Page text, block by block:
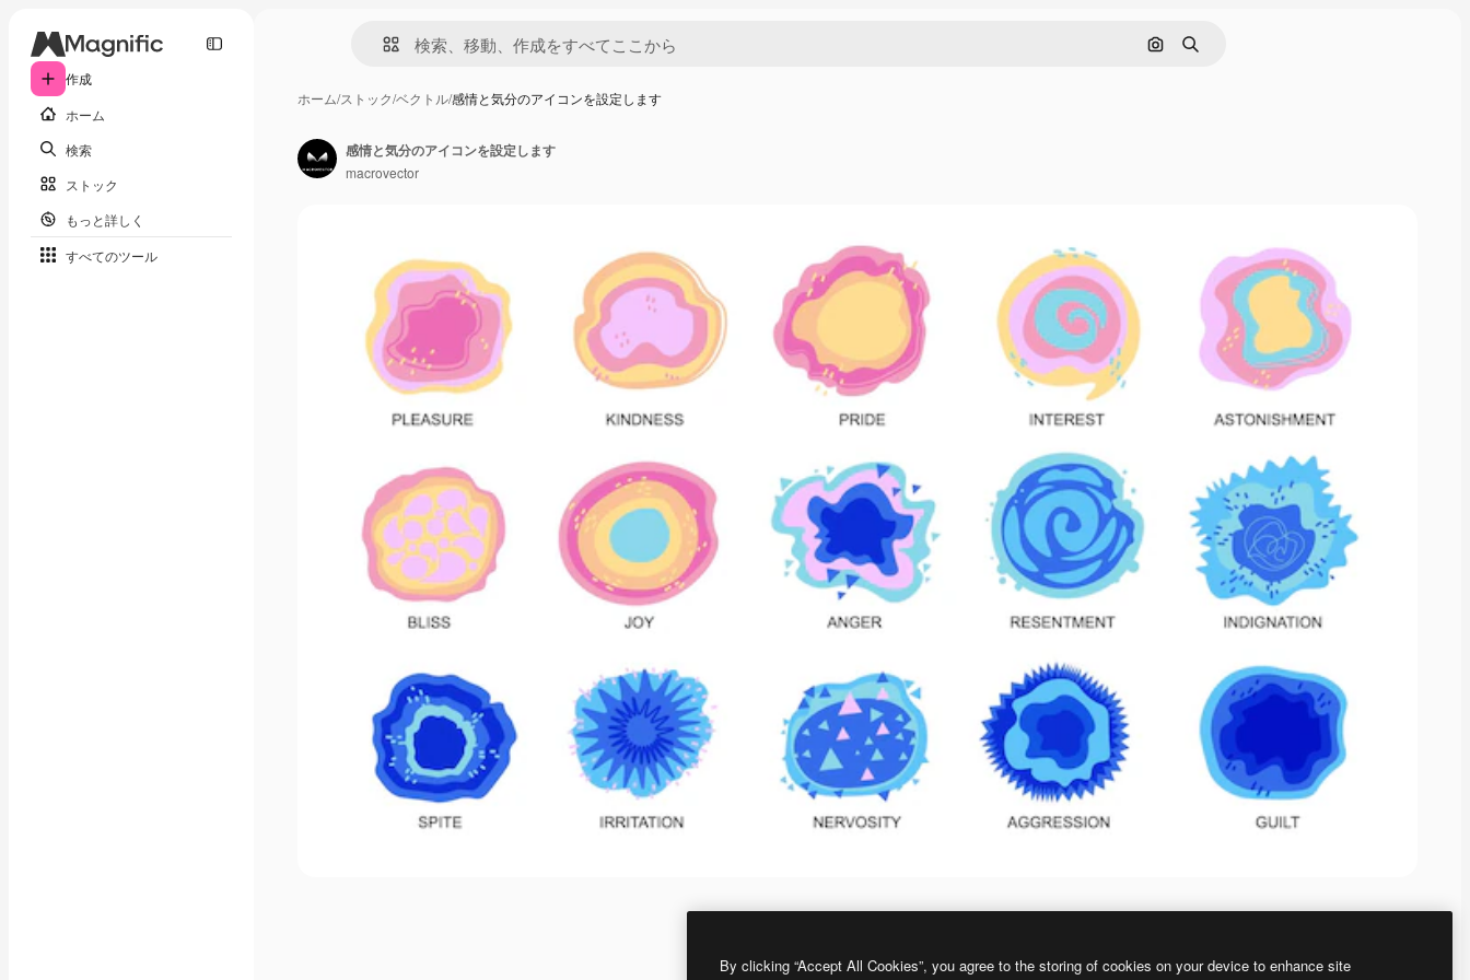
作成
ホーム
検索
ストック
もっと詳しく
すべてのツール
画像で検索
検索
ホーム/ストック/ベクトル/感情と気分のアイコンを設定します
感情と気分のアイコンを設定します
macrovector
By clicking “Accept All Cookies”, you agree to the storing of cookies on your device to enhance site